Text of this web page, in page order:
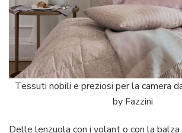
Tessuti nobili e preziosi per la camera
by Fazzini
Delle lenzuola con i volant o con la